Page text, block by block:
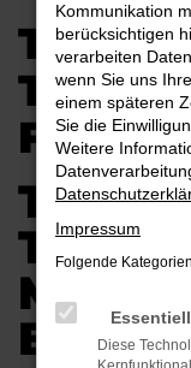
FÜR
Kommunikation
berücksichtigen
verarbeiten
wenn Sie uns
einem späteren
Sie die
Weitere
Impressum
Folgende
Essentiell
Diese